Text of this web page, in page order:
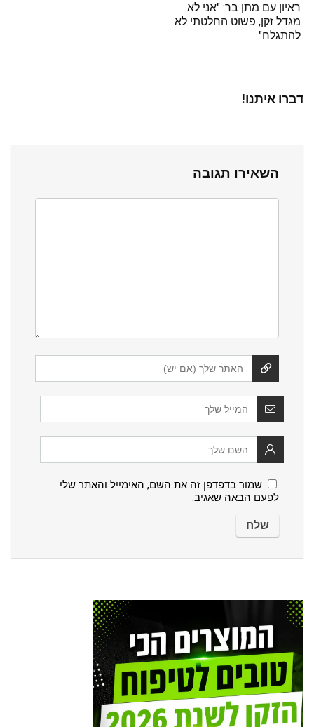
ראיון עם מתן בר: "אני לא
מגדל זקן, פשוט החלטתי לא
להתגלח"
דברו איתנו!
השאירו תגובה
שמור בדפדפן זה את השם, האימייל והאתר שלי
לפעם הבאה שאגיב.